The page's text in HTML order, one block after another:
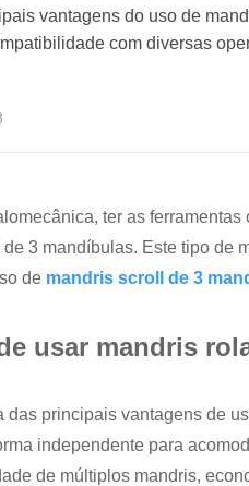
vantagens do uso de
com diversas
ter as
3 mandíbulas. Este tipo de
de mandris scroll de 3
usar mandris
das principais vantagens de
independente para
de múltiplos mandris,